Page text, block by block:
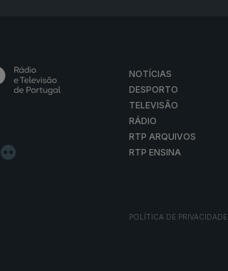
NOTÍCIAS
DESPORTO
TELEVISÃO
RÁDIO
RTP ARQUIVOS
RTP ENSINA
POLÍTICA DE PRIVACIDADE